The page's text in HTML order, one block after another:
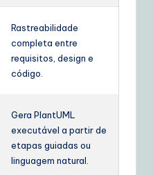
Rastreabilidade
completa entre
requisitos, design e
código.
Gera PlantUML
executável a partir de
etapas guiadas ou
linguagem natural.